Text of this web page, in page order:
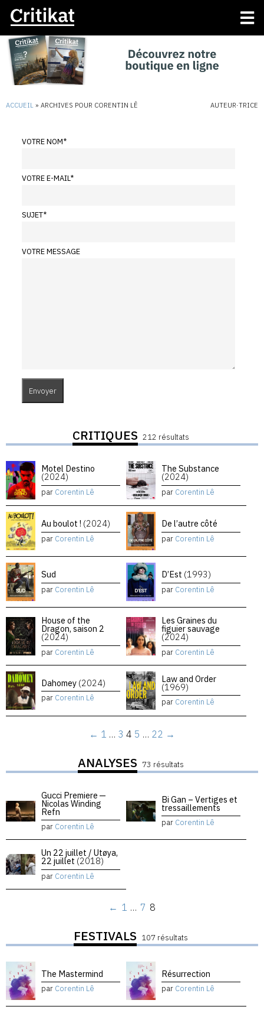
ACCUEIL » ARCHIVES POUR CORENTIN LÊ AUTEUR·TRICE
VOTRE NOM*
VOTRE E-MAIL*
SUJET*
VOTRE MESSAGE
CRITIQUES 212 résultats
Motel Destino
(2024)
par Corentin Lê
The Substance
(2024)
par Corentin Lê
Au boulot ! (2024)
par Corentin Lê
De l’autre côté
par Corentin Lê
Sud
par Corentin Lê
D’Est (1993)
par Corentin Lê
House of the
Dragon, saison 2
(2024)
par Corentin Lê
Les Graines du
figuier sauvage
(2024)
par Corentin Lê
Dahomey (2024)
par Corentin Lê
Law and Order
(1969)
par Corentin Lê
← 1 … 3 4 5 … 22 →
ANALYSES 73 résultats
Gucci Premiere —
Nicolas Winding
Refn
par Corentin Lê
Bi Gan – Vertiges et
tressaillements
par Corentin Lê
Un 22 juillet / Utøya,
22 juillet (2018)
par Corentin Lê
← 1 … 7 8
FESTIVALS 107 résultats
The Mastermind
par Corentin Lê
Résurrection
par Corentin Lê